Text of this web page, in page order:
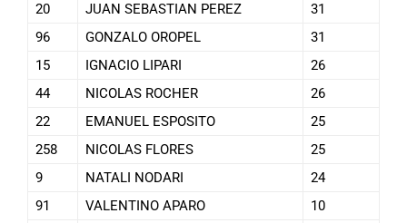
20
JUAN SEBASTIAN PEREZ
31
96
GONZALO OROPEL
31
15
IGNACIO LIPARI
26
44
NICOLAS ROCHER
26
22
EMANUEL ESPOSITO
25
258
NICOLAS FLORES
25
9
NATALI NODARI
24
91
VALENTINO APARO
10